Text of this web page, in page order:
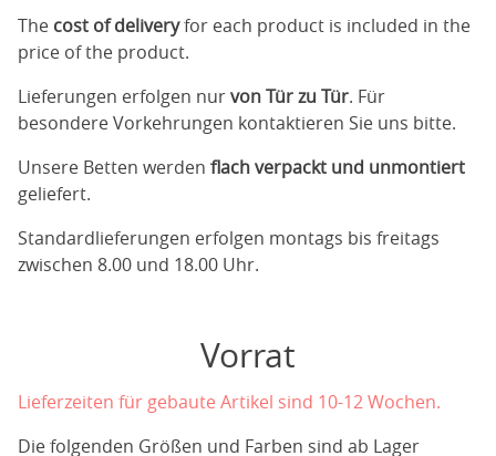
The cost of deliveryfor each product is included in the
price of the product.
Lieferungen erfolgen nurvon Tür zu Tür. Für
besondere Vorkehrungen kontaktieren Sie uns bitte.
Unsere Betten werden flach verpackt und unmontiert
geliefert.
Standardlieferungen erfolgen montags bis freitags
zwischen 8.00 und 18.00 Uhr.
Vorrat
Lieferzeiten für gebaute Artikel sind 10-12 Wochen.
Die folgenden Größen und Farben sind ab Lager